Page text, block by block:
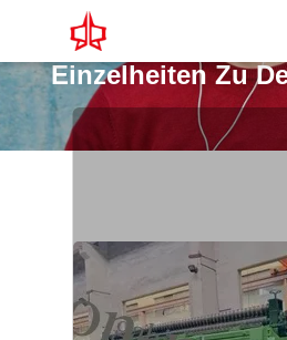
Einzelheiten Zu